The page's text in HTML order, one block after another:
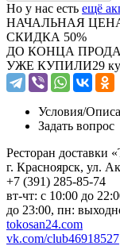
Но у нас есть ещё
НАЧАЛЬНАЯ
СКИДКА 50%
ДО КОНЦА
УЖЕ КУПИЛИ29
Условия/
Задать вопрос
Ресторан доставки
г. Красноярск, ул.
+7 (391) 285-85-74
вт-чт: с 10:00 до
до 23:00, пн:
tokosan24.com
vk.com/club46918527